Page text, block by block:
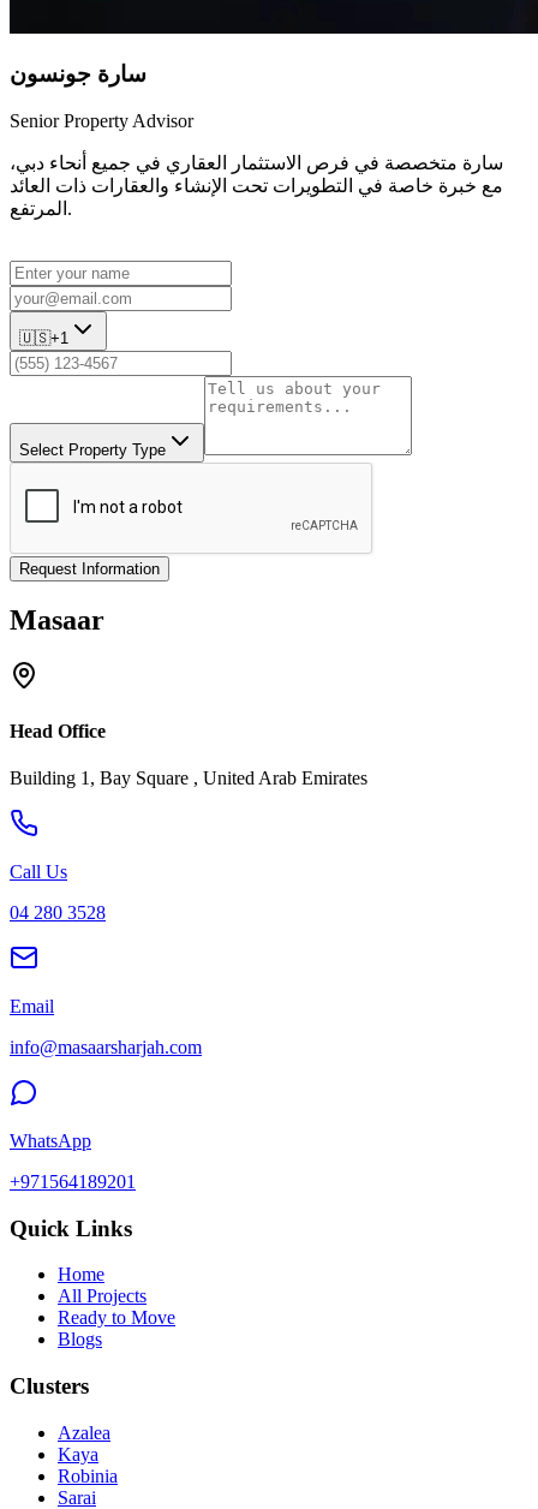
سارة جونسون
Senior Property Advisor
سارة متخصصة في فرص الاستثمار العقاري في جميع أنحاء دبي،
مع خبرة خاصة في التطويرات تحت الإنشاء والعقارات ذات العائد
المرتفع.
🇺🇸+1
Select Property Type
Request Information
Masaar
Head Office
Building 1, Bay Square , United Arab Emirates
Call Us
04 280 3528
Email
info@masaarsharjah.com
WhatsApp
+971564189201
Quick Links
Home
All Projects
Ready to Move
Blogs
Clusters
Azalea
Kaya
Robinia
Sarai